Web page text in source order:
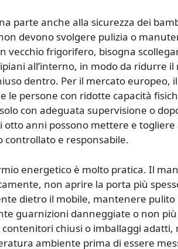
parte anche alla sicurezza dei
devono svolgere pulizia o
vecchio frigorifero, bisogna
all’interno, in modo da ridurre
dentro. Per il mercato europeo,
le persone con ridotte capacità
con adeguata supervisione o
otto anni possono mettere e
controllato e responsabile.
energetico è molto pratica. Il
non aprire la porta più
dietro il mobile, mantenere
guarnizioni danneggiate o non
chiusi o imballaggi adatti,
ambiente prima di essere